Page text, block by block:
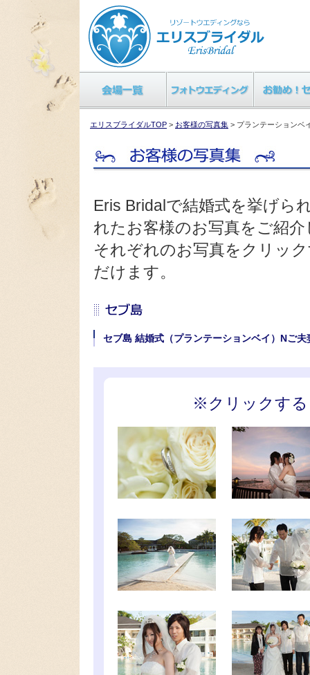
エリスブライダルTOP > お客様の写真集 > プランテーションベ
Eris Bridalで結婚式を挙げら
れたお客様のお写真をご紹
それぞれのお写真をクリッ
だけます。
セブ島 結婚式（プランテーションベイ）Nご夫
※クリックする